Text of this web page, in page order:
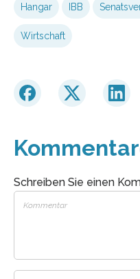
Hangar IBB
Wirtschaft
Schreiben Sie einen